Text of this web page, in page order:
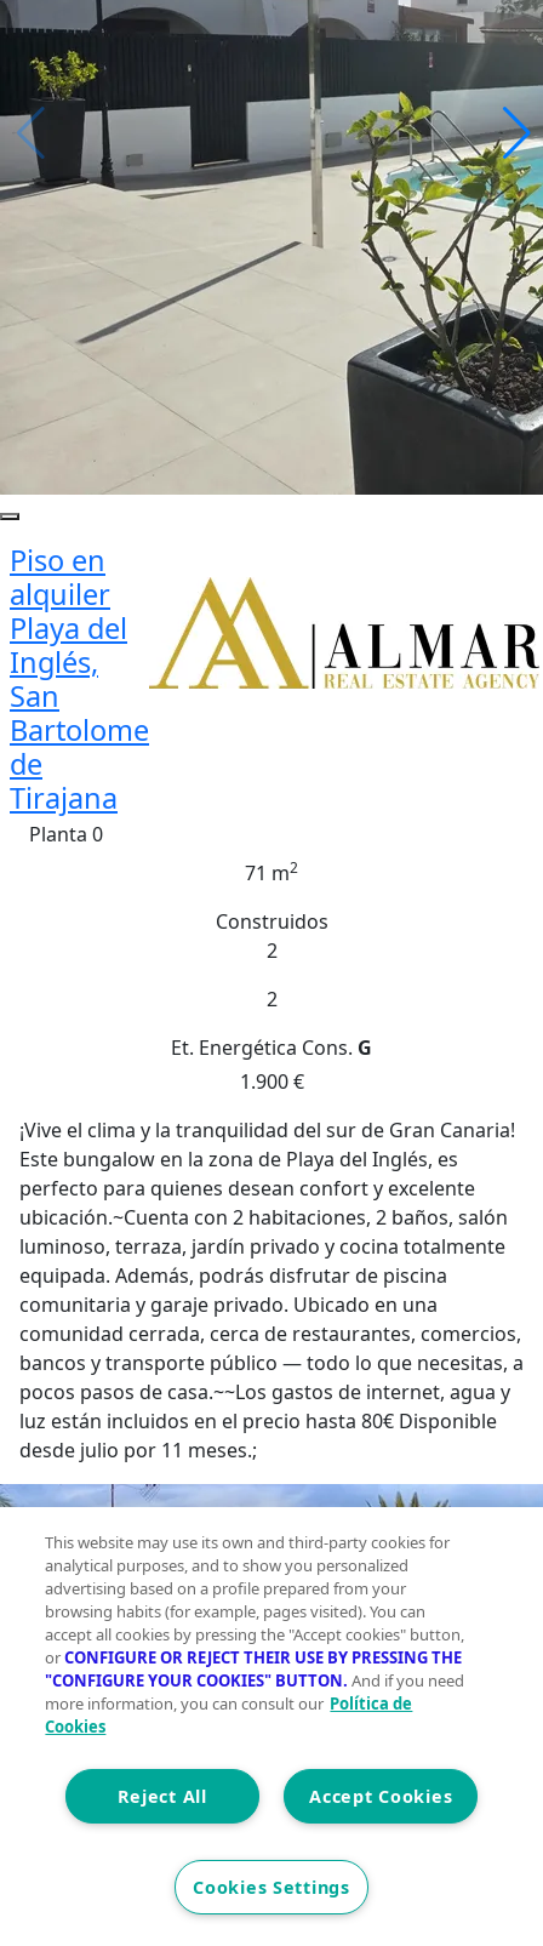
Piso en
alquiler
Playa del
Inglés,
San
Bartolome
de
Tirajana
Planta 0
71 m2
Construidos
2
2
Et. Energética Cons. G
1.900 €
¡Vive el clima y la tranquilidad del sur de Gran Canaria!
Este bungalow en la zona de Playa del Inglés, es
perfecto para quienes desean confort y excelente
ubicación.~Cuenta con 2 habitaciones, 2 baños, salón
luminoso, terraza, jardín privado y cocina totalmente
equipada. Además, podrás disfrutar de piscina
comunitaria y garaje privado. Ubicado en una
comunidad cerrada, cerca de restaurantes, comercios,
bancos y transporte público — todo lo que necesitas, a
pocos pasos de casa.~~Los gastos de internet, agua y
luz están incluidos en el precio hasta 80€ Disponible
desde julio por 11 meses.;
This website may use its own and third-party cookies for
analytical purposes, and to show you personalized
advertising based on a profile prepared from your
browsing habits (for example, pages visited). You can
accept all cookies by pressing the "Accept cookies" button,
orCONFIGURE OR REJECT THEIR USE BY PRESSING THE
"CONFIGURE YOUR COOKIES" BUTTON. And if you need
more information, you can consult our Política de
Cookies
Accept Cookies
Reject All
Cookies Settings